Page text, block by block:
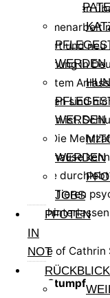
WERDEN
WERDEN
WERDEN
JOBS
PFOTEN
IN
NOT
Ort. Die Angaben
in
aktualisiert und
Untersuchung in
begründetem
Krankheiten sind
angegeben ist.
möglich. Die
festes Zuhause
Ereignisse
manchen Tieren
Defizite
Cathrin Stumpf